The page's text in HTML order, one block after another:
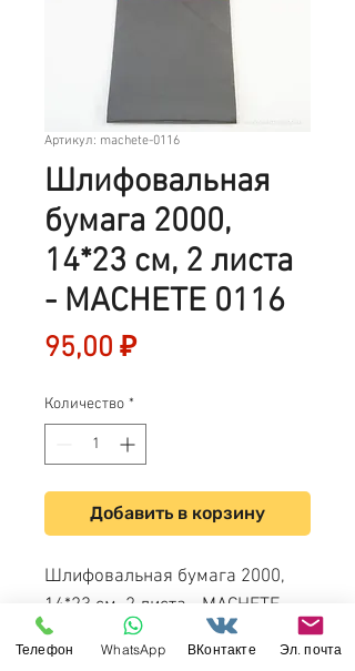
Артикул: machete-0116
Шлифовальная
бумага 2000,
14*23 см, 2 листа
- MACHETE 0116
95,00 ₽Цена
Количество *
Добавить в корзину
Шлифовальная бумага 2000,
14*23 см, 2 листа - MACHETE
0116
Телефон WhatsApp ВКонтакте Эл. почта